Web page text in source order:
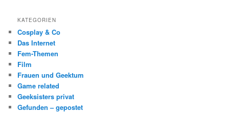
KATEGORIEN
Cosplay & Co
Das Internet
Fem-Themen
Film
Frauen und Geektum
Game related
Geeksisters privat
Gefunden – gepostet